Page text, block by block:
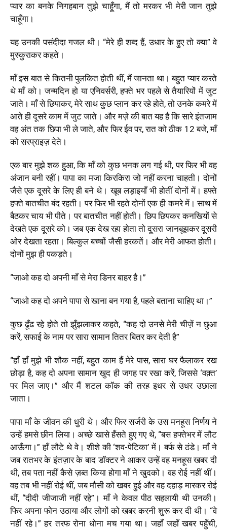
प्यार का बनके निगहबान तुझे चाहूँगा, मैं तो मरकर भी मेरी जान तुझे
चाहूँगा।
यह उनकी पसंदीदा गजल थी। “मेरे ही शब्द हैं, उधार के हुए तो क्या” वे
मुस्कुराकर कहते।
माँ इस बात से कितनी पुलकित होती थीं, मैं जानता था। बहुत प्यार करते
थे माँ को। जन्मदिन हो या एनिवर्सरी, हफ्ते भर पहले से तैयारियों में जुट
जाते। माँ से छिपाकर, मेरे साथ कुछ प्लान कर रहे होते, तो उनके कमरे में
आते ही दूसरे काम में जुट जाते। और मज़े की बात यह है कि सारे इंतजाम
वह अंत तक छिपा भी ले जाते, और फिर ईव पर, रात को ठीक 12 बजे, माँ
को सरप्राइज़ देते।
एक बार मुझे शक हुआ, कि माँ को कुछ भनक लग गई थी, पर फिर भी वह
अंजान बनी रहीं। पापा का मजा किरकिरा जो नहीं करना चाहती। दोनों
जैसे एक दूसरे के लिए ही बने थे। खूब लड़ाइयाँ भी होतीं दोनों में। हफ्ते
हफ्ते बातचीत बंद रहती। पर फिर भी रहते दोनों एक ही कमरे में। साथ में
बैठकर चाय भी पीते। पर बातचीत नहीं होती। छिप छिपकर कनखियों से
देखते एक दूसरे को। जब एक देख रहा होता तो दूसरा जानबूझकर दूसरी
ओर देखता रहता। बिल्कुल बच्चों जैसी हरकतें। और मेरी आफत होती।
दोनों मुझ ही पकड़ते।
“जाओ कह दो अपनी माँ से मेरा डिनर बाहर है।”
“जाओ कह दो अपने पापा से खाना बन गया है, पहले बताना चाहिए था।”
कुछ ढूँढ रहे होते तो झुँझलाकर कहते, “कह दो उनसे मेरी चीज़ें न छुआ
करें, सफाई के नाम पर सारा सामान तितर बितर कर देती है”
“हाँ हाँ मुझे भी शौक नहीं, बहुत काम हैं मेरे पास, सारा घर फैलाकर रख
छोड़ा है, कह दो अपना सामान खुद ही जगह पर रखा करें, जिससे ‘वक़्त’
पर मिल जाए।” और मैं शटल कॉक की तरह इधर से उधर उछाला
जाता।
पापा माँ के जीवन की धुरी थे। और फिर सर्जरी के उस मनहूस निर्णय ने
उन्हें हमसे छीन लिया। अच्छे खासे हँसते हुए गए थे, “बस हफ्तेभर में लौट
आऊँगा।” हाँ लौटे थे वे। शीशे की ‘शव-पेटिका’ में। बर्फ से ठंडे। माँ ने
जब रातभर के इंतज़ार के बाद डॉक्टर ने आकर उन्हें वह मनहूस खबर दी
थी, तब पता नहीं कैसे ज़ब्त किया होगा माँ ने खुदको। वह रोई नहीं थीं।
वह तब भी नहीं रोई थीं, जब मौसी को खबर हुई और वह दहाड़ मारकर रोई
थीं, “दीदी जीजाजी नहीं रहे”। माँ ने केवल पीठ सहलायी थी उनकी।
फिर अपना फोन उठाया और लोगों को खबर करनी शुरू कर दी थी। “वे
नहीं रहे।” हर तरफ रोना धोना मच गया था। जहाँ जहाँ खबरपहुँची,